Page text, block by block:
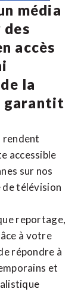
média
accès
la
garantit
rendent
accessible
sur nos
de télévision
reportage,
à votre
répondre à
et